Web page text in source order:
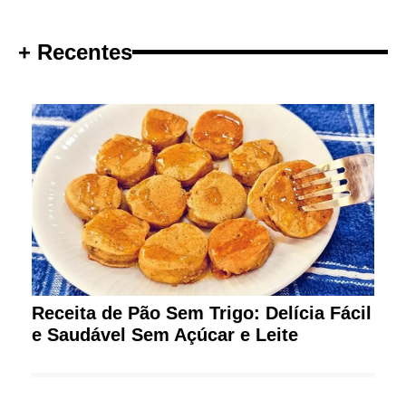
+ Recentes
Receita de Pão Sem Trigo: Delícia Fácil
e Saudável Sem Açúcar e Leite